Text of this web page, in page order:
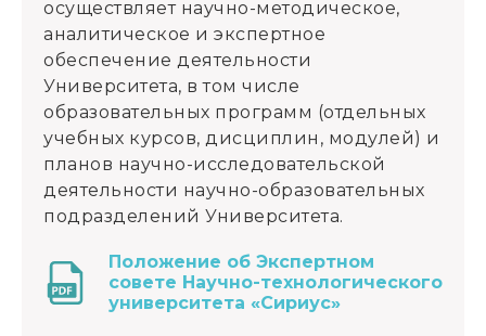
осуществляет научно-методическое,
аналитическое и экспертное
обеспечение деятельности
Университета, в том числе
образовательных программ (отдельных
учебных курсов, дисциплин, модулей) и
планов научно-исследовательской
деятельности научно-образовательных
подразделений Университета.
Положение об Экспертном
совете Научно-технологического
университета «Сириус»